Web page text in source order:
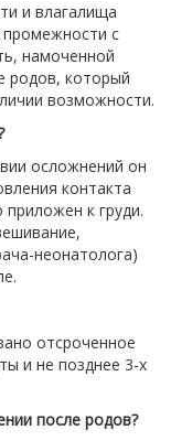
и влагалища
с
намоченной
родов, который
возможности.
осложнений он
контакта
к груди.
неонатолога)
отсроченное
и не позднее 3-х
после родов?